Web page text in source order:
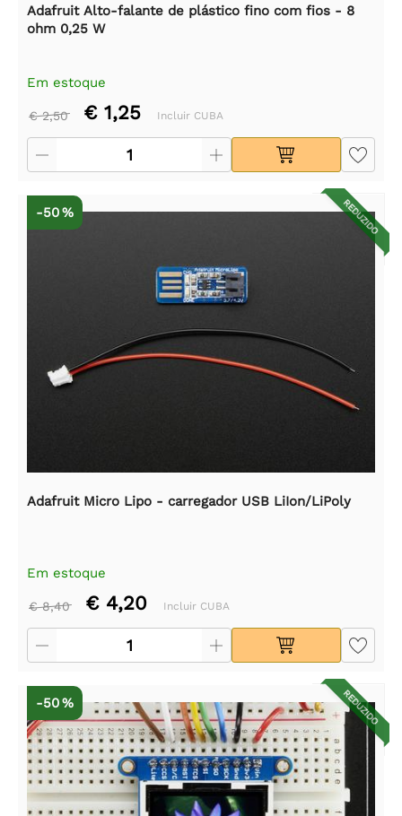
Adafruit Alto-falante de plástico fino com fios - 8
ohm 0,25 W
Em estoque
€ 2,50 € 1,25 Incluir CUBA
REDUZIDO
-50 %
Adafruit Micro Lipo - carregador USB LiIon/LiPoly
Em estoque
€ 8,40 € 4,20 Incluir CUBA
REDUZIDO
-50 %